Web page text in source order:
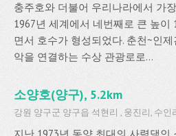
충주호와 더불어 우리나라에서 가
1967년 세계에서 네번째로 큰 높이
면서 호수가 형성되었다. 춘천~인
악을 연결하는 수상 관광로로...
소양호(양구), 5.2km
강원 양구군 양구읍 석현리 , 웅진리, 수인